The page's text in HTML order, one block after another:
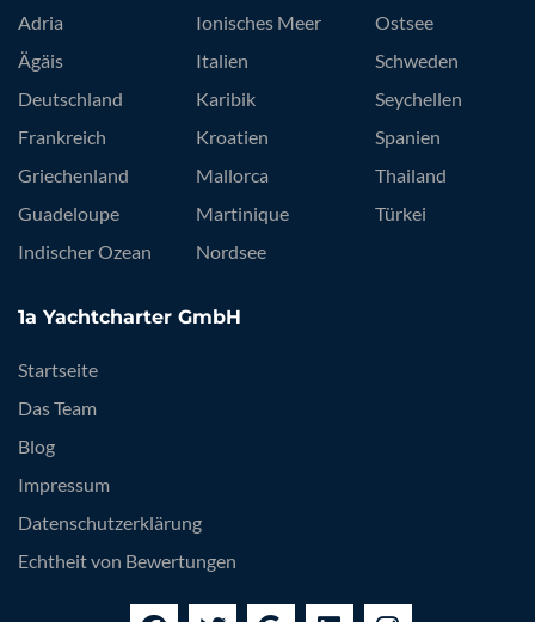
Adria
Ägäis
Deutschland
Frankreich
Griechenland
Guadeloupe
Indischer Ozean
Ionisches Meer
Italien
Karibik
Kroatien
Mallorca
Martinique
Nordsee
Ostsee
Schweden
Seychellen
Spanien
Thailand
Türkei
1a Yachtcharter GmbH
Startseite
Das Team
Blog
Impressum
Datenschutzerklärung
Echtheit von Bewertungen